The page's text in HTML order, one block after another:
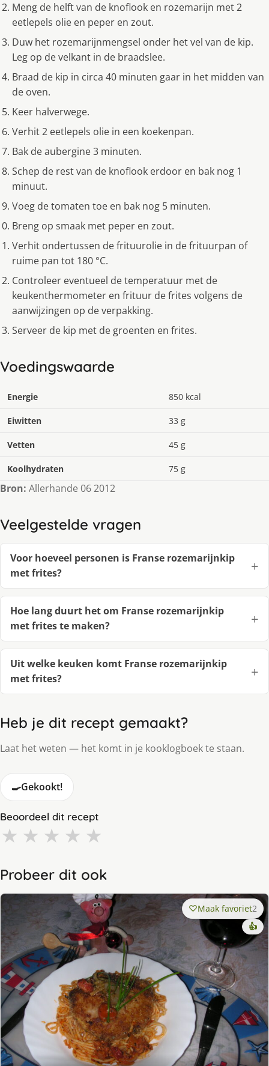
Meng de helft van de knoflook en rozemarijn met 2
eetlepels olie en peper en zout.
Duw het rozemarijnmengsel onder het vel van de kip.
Leg op de velkant in de braadslee.
Braad de kip in circa 40 minuten gaar in het midden van
de oven.
Keer halverwege.
Verhit 2 eetlepels olie in een koekenpan.
Bak de aubergine 3 minuten.
Schep de rest van de knoflook erdoor en bak nog 1
minuut.
Voeg de tomaten toe en bak nog 5 minuten.
Breng op smaak met peper en zout.
Verhit ondertussen de frituurolie in de frituurpan of
ruime pan tot 180 °C.
Controleer eventueel de temperatuur met de
keukenthermometer en frituur de frites volgens de
aanwijzingen op de verpakking.
Serveer de kip met de groenten en frites.
Voedingswaarde
Energie 850 kcal
Eiwitten 33 g
Vetten 45 g
Koolhydraten 75 g
Bron: Allerhande 06 2012
Veelgestelde vragen
Voor hoeveel personen is Fran­se ro­ze­ma­rijn­kip
met fri­tes?
Hoe lang duurt het om Fran­se ro­ze­ma­rijn­kip
met fri­tes te maken?
Uit welke keuken komt Fran­se ro­ze­ma­rijn­kip
met fri­tes?
Heb je dit recept gemaakt?
Laat het weten — het komt in je kooklogboek te staan.
🍳Gekookt!
Beoordeel dit recept
★ ★ ★ ★ ★
Probeer dit ook
Maak favoriet2
👍